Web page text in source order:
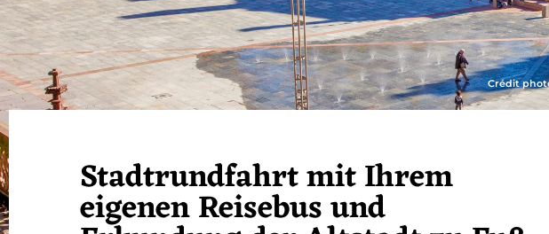
Crédit
Stadtrundfahrt mit Ihrem
eigenen Reisebus und